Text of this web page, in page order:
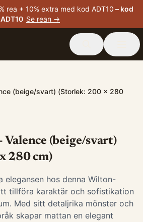
rea + 10% extra med kod ADT10 – kod
ADT10 Se rean →
(beige/svart) (Storlek: 200 x 280
(beige/svart)
280 cm)
elegansen hos denna Wilton-
tillföra karaktär och sofistikation
Med sitt detaljrika mönster och
skapar mattan en elegant